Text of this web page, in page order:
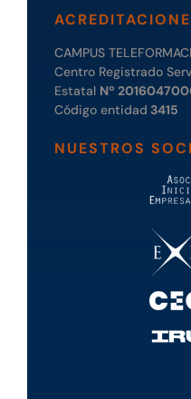
CAMPUS
Centro Registrado
Estatal Nº
Código entidad 3415
NUESTROS